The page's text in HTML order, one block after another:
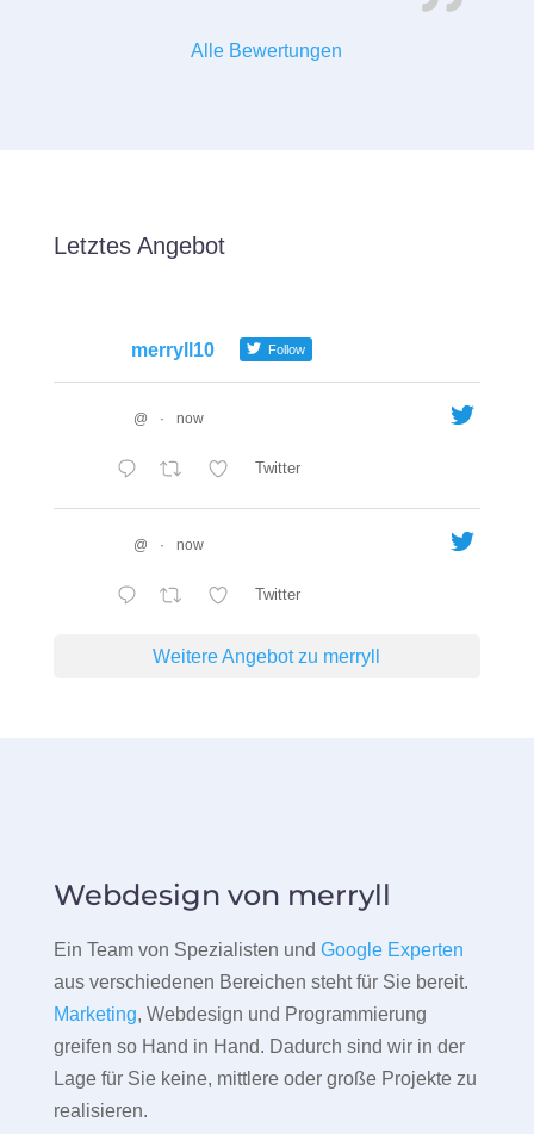
Alle Bewertungen
Letztes Angebot
merryll10 Follow
@ · now
Twitter
@ · now
Twitter
Weitere Angebot zu merryll
Webdesign von merryll
Ein Team von Spezialisten und Google Experten
aus verschiedenen Bereichen steht für Sie bereit.
Marketing, Webdesign und Programmierung
greifen so Hand in Hand. Dadurch sind wir in der
Lage für Sie keine, mittlere oder große Projekte zu
realisieren.